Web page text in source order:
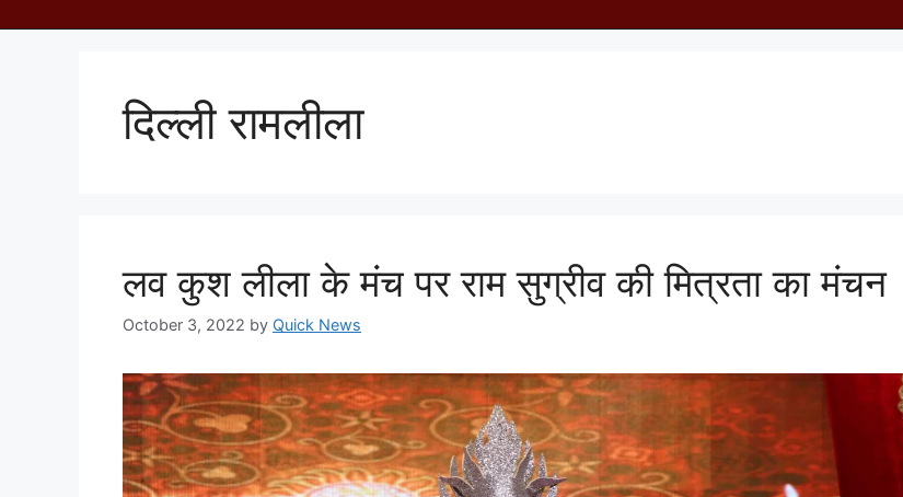
दिल्ली रामलीला
लव कुश लीला के मंच पर राम सुग्रीव की मित्रता का मंचन
October 3, 2022 by Quick News